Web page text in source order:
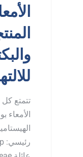
تتمتع كل
الأمعاء